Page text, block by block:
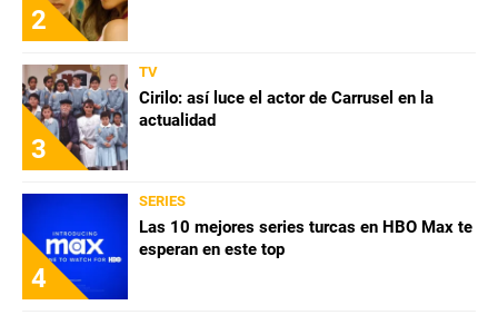
2
3
TV
Cirilo: así luce el actor de Carrusel en la
actualidad
4
SERIES
Las 10 mejores series turcas en HBO Max te
esperan en este top